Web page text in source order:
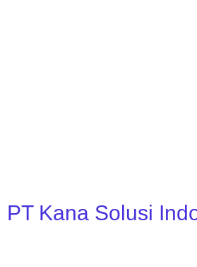
PT Kana Solusi